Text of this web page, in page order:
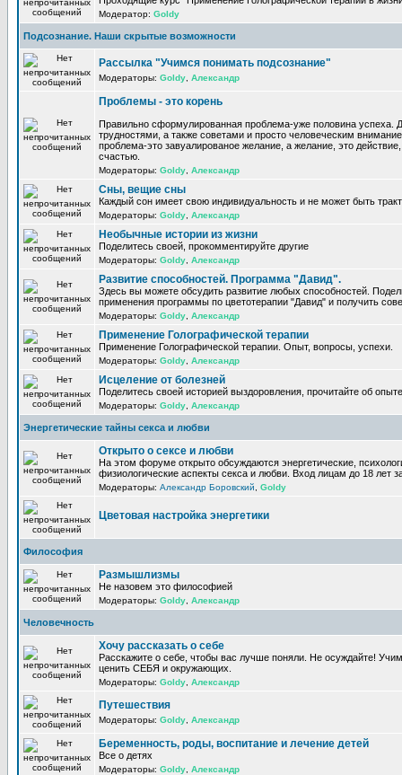
Модератор: Goldy
Подсознание. Наши скрытые возможности
Рассылка "Учимся понимать подсознание"
Модераторы: Goldy Александр
Проблемы - это корень
Правильно сформулированная проблема-уже половина успеха.
трудностями, а также советами и просто человеческим
проблема-это завуалированое желание, а желание, это
счастью.
Модераторы: Goldy Александр
Сны, вещие сны
Каждый сон имеет свою индивидуальность и не может быть
Модераторы: Goldy Александр
Необычные истории из жизни
Поделитесь своей, прокомментируйте другие
Модераторы: Goldy Александр
Развитие способностей. Программа "Давид".
Здесь вы можете обсудить развитие любых способностей.
применения программы по цветотерапии "Давид" и получить
Модераторы: Goldy Александр
Применение Голографической терапии
Применение Голографической терапии. Опыт, вопросы, успехи.
Модераторы: Goldy Александр
Исцеление от болезней
Поделитесь своей историей выздоровления, прочитайте об
Модераторы: Goldy Александр
Энергетические тайны секса и любви
Открыто о сексе и любви
На этом форуме открыто обсуждаются энергетические,
физиологические аспекты секса и любви. Вход лицам до 18 лет
Модераторы: Александр Боровский Goldy
Цветовая настройка энергетики
Философия
Размышлизмы
Не назовем это философией
Модераторы: Goldy Александр
Человечность
Хочу рассказать о себе
Расскажите о себе, чтобы вас лучше поняли. Не осуждайте!
ценить СЕБЯ и окружающих.
Модераторы: Goldy Александр
Путешествия
Модераторы: Goldy Александр
Беременность, роды, воспитание и лечение детей
Все о детях
Модераторы: Goldy Александр